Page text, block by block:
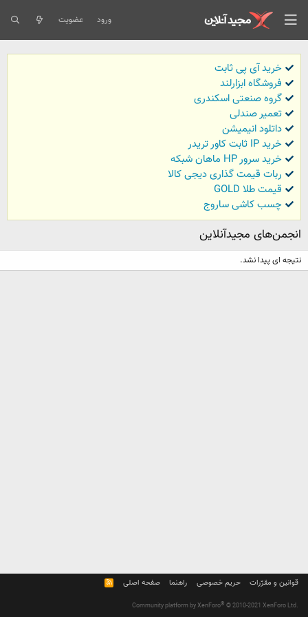
ورود عضویت
خرید آی پی ثابت
فروشگاه ابزارلند
گروه صنعتی اسکندری
تعمیر صندلی
داتلود انیمیشن
خرید IP ثابت کاور تریدر
خرید سرور HP ماهان شبکه
ربات قیمت گذاری دیجی کالا
قیمت طلا GOLD
چسب کاشی ساروج
انجمن‌های مجیدآنلاین
نتیجه ای پیدا نشد.
قوانین و مقرّرات حریم خصوصی راهنما صفحه اصلی
R
S
Community platform by XenForo® © 2010-2021 XenForo Ltd.